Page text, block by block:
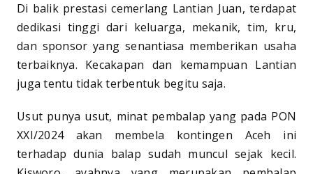
Di balik prestasi cemerlang Lantian Juan, terdapat
dedikasi tinggi dari keluarga, mekanik, tim, kru,
dan sponsor yang senantiasa memberikan usaha
terbaiknya. Kecakapan dan kemampuan Lantian
juga tentu tidak terbentuk begitu saja.
Usut punya usut, minat pembalap yang pada PON
XXI/2024 akan membela kontingen Aceh ini
terhadap dunia balap sudah muncul sejak kecil.